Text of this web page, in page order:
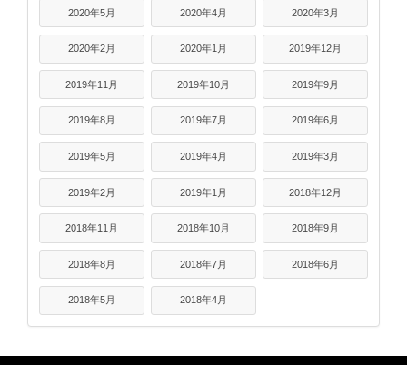
2020年5月 2020年4月 2020年3月
2020年2月 2020年1月 2019年12月
2019年11月 2019年10月 2019年9月
2019年8月 2019年7月 2019年6月
2019年5月 2019年4月 2019年3月
2019年2月 2019年1月 2018年12月
2018年11月 2018年10月 2018年9月
2018年8月 2018年7月 2018年6月
2018年5月 2018年4月